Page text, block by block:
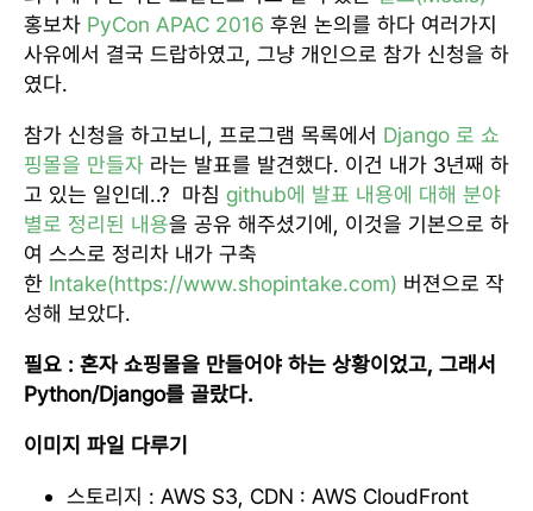
홍보차 PyCon APAC 2016 후원 논의를 하다 여러가지
사유에서 결국 드랍하였고, 그냥 개인으로 참가 신청을 하
였다.
참가 신청을 하고보니, 프로그램 목록에서 Django 로 쇼
핑몰을 만들자 라는 발표를 발견했다. 이건 내가 3년째 하
고 있는 일인데..? 마침 github에 발표 내용에 대해 분야
별로 정리된 내용을 공유 해주셨기에, 이것을 기본으로 하
여 스스로 정리차 내가 구축
한 Intake(https://www.shopintake.com) 버젼으로 작
성해 보았다.
필요 : 혼자 쇼핑몰을 만들어야 하는 상황이었고, 그래서
Python/Django를 골랐다.
이미지 파일 다루기
스토리지 : AWS S3, CDN : AWS CloudFront